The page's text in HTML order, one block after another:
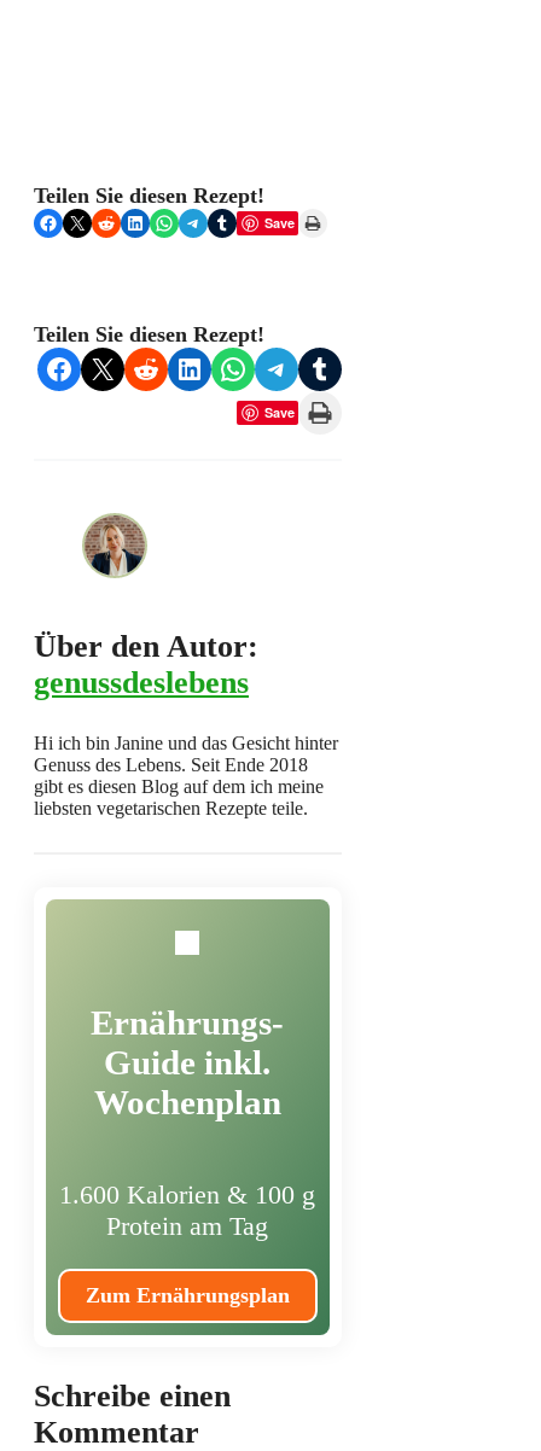
Teilen Sie diesen Rezept!
Share on Facebook
Share on X Share on RedditShare on LinkedIn
Share on WhatsApp
Share on Telegram
Share on TumblrSave Print this Page
Teilen Sie diesen Rezept!
Share on Facebook
Share on X Share on RedditShare on LinkedIn
Share on WhatsApp
Share on Telegram
Share on Tumblr
Save Print this Page
Über den Autor:
genussdeslebens
Hi ich bin Janine und das Gesicht hinter
Genuss des Lebens. Seit Ende 2018
gibt es diesen Blog auf dem ich meine
liebsten vegetarischen Rezepte teile.
Ernährungs-
Guide inkl.
Wochenplan
1.600 Kalorien & 100 g
Protein am Tag
Zum Ernährungsplan
Schreibe einen
Kommentar